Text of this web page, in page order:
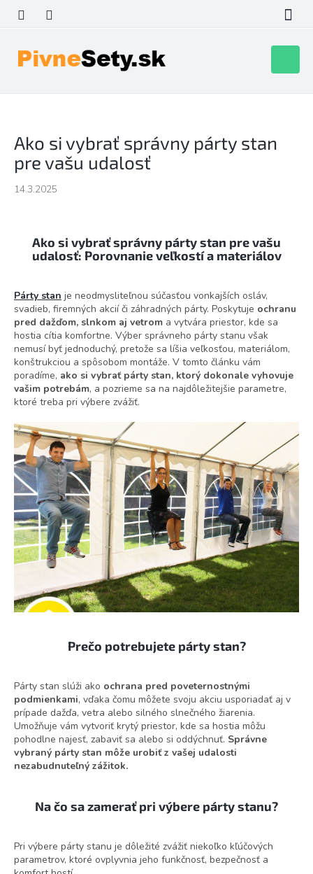
obsah
košík
Ako si vybrať správny párty stan
pre vašu udalosť
14.3.2025
Ako si vybrať správny párty stan pre vašu
udalosť: Porovnanie veľkostí a materiálov
Párty stan je neodmysliteľnou súčasťou vonkajších osláv,
svadieb, firemných akcií či záhradných párty. Poskytuje ochranu
pred dažďom, slnkom aj vetrom a vytvára priestor, kde sa
hostia cítia komfortne. Výber správneho párty stanu však
nemusí byť jednoduchý, pretože sa líšia veľkosťou, materiálom,
konštrukciou a spôsobom montáže. V tomto článku vám
poradíme, ako si vybrať párty stan, ktorý dokonale vyhovuje
vašim potrebám, a pozrieme sa na najdôležitejšie parametre,
ktoré treba pri výbere zvážiť.
Prečo potrebujete párty stan?
Párty stan slúži ako ochrana pred poveternostnými
podmienkami, vďaka čomu môžete svoju akciu usporiadať aj v
prípade dažďa, vetra alebo silného slnečného žiarenia.
Umožňuje vám vytvoriť krytý priestor, kde sa hostia môžu
pohodlne najesť, zabaviť sa alebo si oddýchnuť. Správne
vybraný párty stan môže urobiť z vašej udalosti
nezabudnuteľný zážitok.
Na čo sa zamerať pri výbere párty stanu?
Pri výbere párty stanu je dôležité zvážiť niekoľko kľúčových
parametrov, ktoré ovplyvnia jeho funkčnosť, bezpečnosť a